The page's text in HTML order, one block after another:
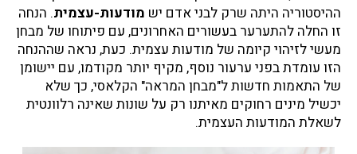
ההיסטוריה היתה שרק לבני אדם יש מודעות-עצמית. הנחה
זו החלה להתערער בעשורים האחרונים, עם פיתוחו של מבחן
מעשי לזיהוי קיומה של מודעות עצמית. כעת, נראה שההנחה
הזו עומדת בפני ערעור נוסף, מקיף יותר מקודמו, עם יישומן
של התאמות חדשות ל"מבחן המראה" הקלאסי, כך שלא
יכשיל מינים רחוקים מאיתנו רק על שונות שאינה רלוונטית
לשאלת המודעות העצמית.